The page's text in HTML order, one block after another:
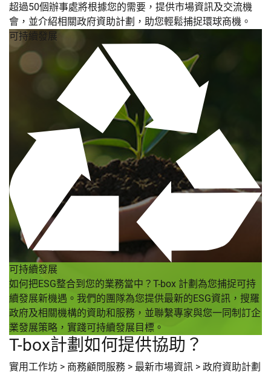
超過50個辦事處將根據您的需要，提供市場資訊及交流機
會，並介紹相關政府資助計劃，助您輕鬆捕捉環球商機。
可持續發展
可持續發展
如何把ESG整合到您的業務當中？T-box 計劃為您捕捉可持
續發展新機遇。我們的團隊為您提供最新的ESG資訊，搜羅
政府及相關機構的資助和服務，並聯繫專家與您一同制訂企
業發展策略，實踐可持續發展目標。
T-box計劃如何提供協助？
實用工作坊 > 商務顧問服務 > 最新市場資訊 > 政府資助計劃